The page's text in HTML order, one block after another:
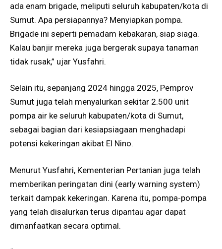
ada enam brigade, meliputi seluruh kabupaten/kota di
Sumut. Apa persiapannya? Menyiapkan pompa.
Brigade ini seperti pemadam kebakaran, siap siaga.
Kalau banjir mereka juga bergerak supaya tanaman
tidak rusak,” ujar Yusfahri.
Selain itu, sepanjang 2024 hingga 2025, Pemprov
Sumut juga telah menyalurkan sekitar 2.500 unit
pompa air ke seluruh kabupaten/kota di Sumut,
sebagai bagian dari kesiapsiagaan menghadapi
potensi kekeringan akibat El Nino.
Menurut Yusfahri, Kementerian Pertanian juga telah
memberikan peringatan dini (early warning system)
terkait dampak kekeringan. Karena itu, pompa-pompa
yang telah disalurkan terus dipantau agar dapat
dimanfaatkan secara optimal.